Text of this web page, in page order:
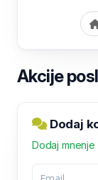
Akcije
Dodaj
Dodaj mnenje